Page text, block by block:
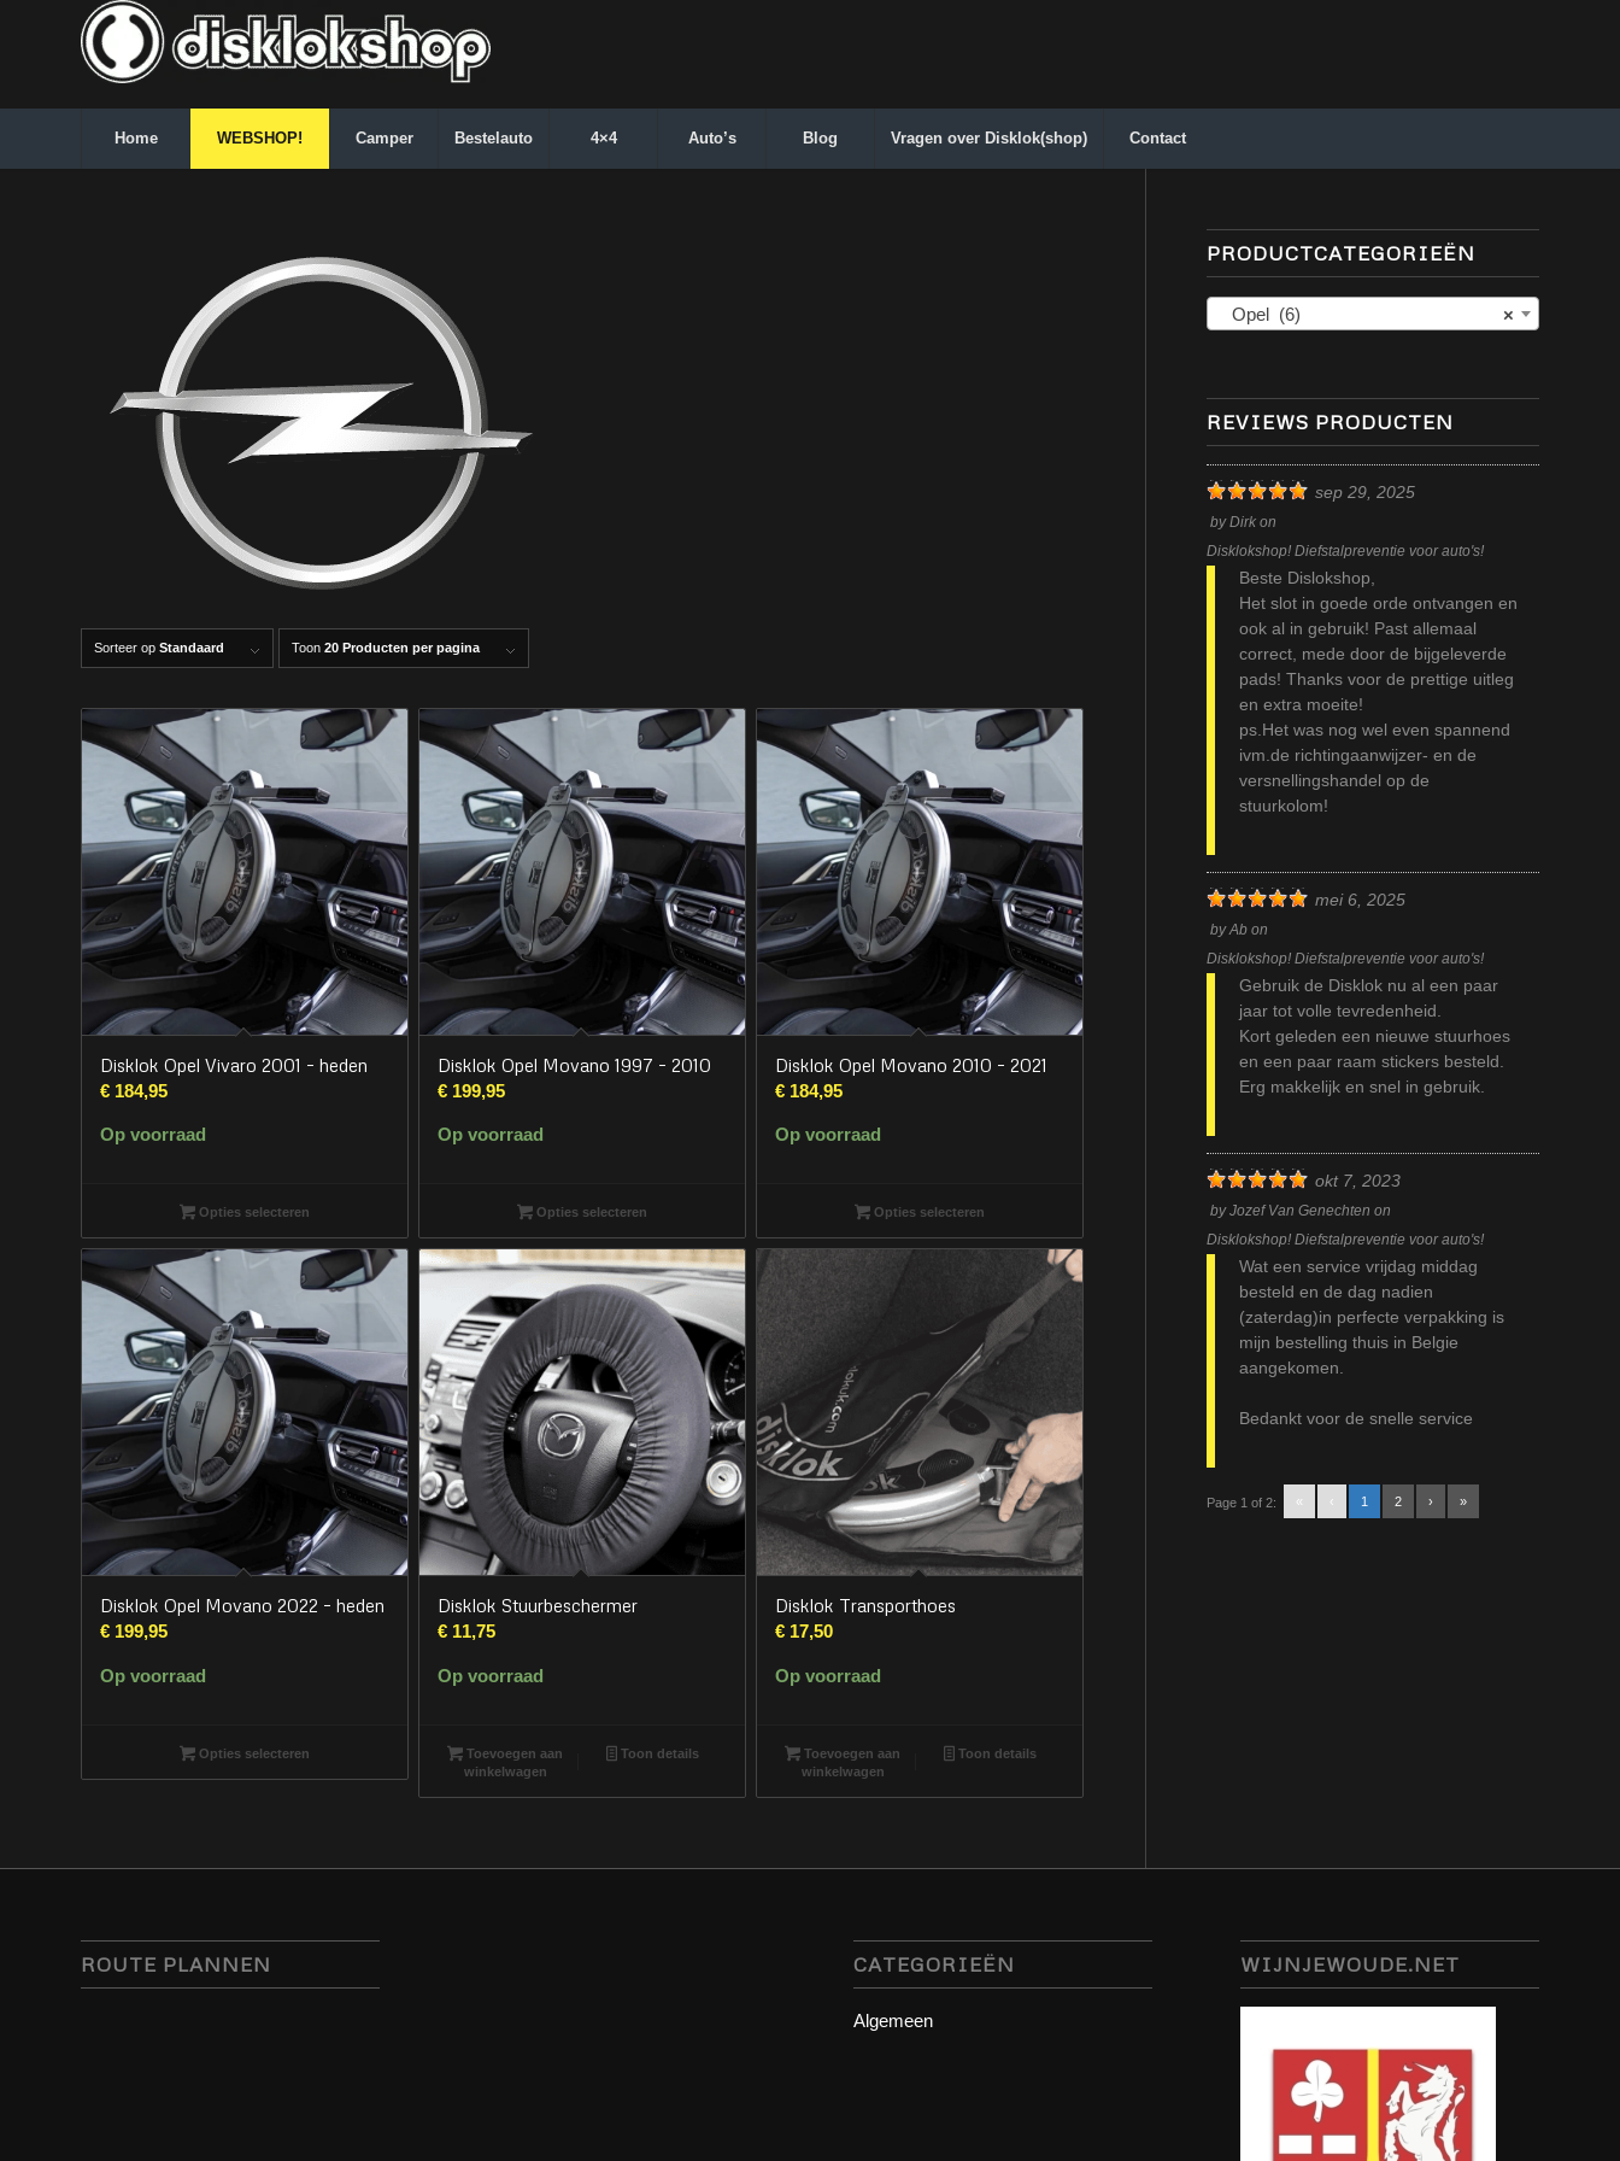
Home WEBSHOP! Camper Bestelauto 4×4 Auto’s Blog Vragen over Disklok(shop) Contact
Sorteer op Standaard Toon 20 Producten per pagina
Disklok Opel Vivaro 2001 – heden
€ 184,95
Op voorraad
Opties selecteren
Disklok Opel Movano 1997 – 2010
€199,95
Op voorraad
Opties selecteren
Disklok Opel Movano 2010 – 2021
€184,95
Op voorraad
Opties selecteren
Disklok Opel Movano 2022 – heden
€ 199,95
Op voorraad
Opties selecteren
Disklok Stuurbeschermer
€11,75
Op voorraad
Toevoegen aan
winkelwagen
Toon details
Disklok Transporthoes
€17,50
Op voorraad
Toevoegen aan
winkelwagen
Toon details
PRODUCTCATEGORIEËN
×
Opel (6)
REVIEWS PRODUCTEN
sep 29, 2025
byDirk on
Disklokshop! Diefstalpreventie voor auto's!
Beste Dislokshop,
Het slot in goede orde ontvangen en
ook al in gebruik! Past allemaal
correct, mede door de bijgeleverde
pads! Thanks voor de prettige uitleg
en extra moeite!
ps.Het was nog wel even spannend
ivm.de richtingaanwijzer- en de
versnellingshandel op de
stuurkolom!
mei 6, 2025
byAb on
Disklokshop! Diefstalpreventie voor auto's!
Gebruik de Disklok nu al een paar
jaar tot volle tevredenheid.
Kort geleden een nieuwe stuurhoes
en een paar raam stickers besteld.
Erg makkelijk en snel in gebruik.
okt 7, 2023
byJozef Van Genechten on
Disklokshop! Diefstalpreventie voor auto's!
Wat een service vrijdag middag
besteld en de dag nadien
(zaterdag)in perfecte verpakking is
mijn bestelling thuis in Belgie
aangekomen.
Bedankt voor de snelle service
Page 1 of 2: « ‹ 1 2 › »
ROUTE PLANNEN CATEGORIEËN
Algemeen
WIJNJEWOUDE.NET